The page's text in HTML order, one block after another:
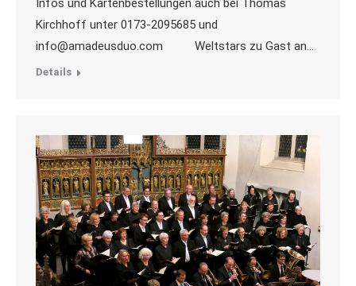
Infos und Kartenbestellungen auch bei Thomas
Kirchhoff unter 0173-2095685 und
info@amadeusduo.com Weltstars zu Gast an…
Details